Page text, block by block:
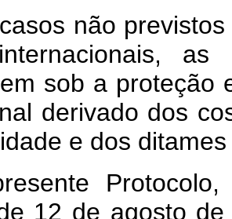
não
sob a proteção
derivado dos
e dos
12 de agosto